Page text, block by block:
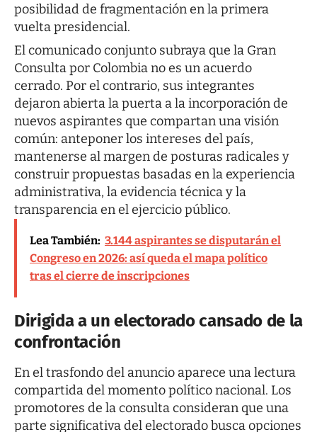
posibilidad de fragmentación en la primera
vuelta presidencial.
El comunicado conjunto subraya que la Gran
Consulta por Colombia no es un acuerdo
cerrado. Por el contrario, sus integrantes
dejaron abierta la puerta a la incorporación de
nuevos aspirantes que compartan una visión
común: anteponer los intereses del país,
mantenerse al margen de posturas radicales y
construir propuestas basadas en la experiencia
administrativa, la evidencia técnica y la
transparencia en el ejercicio público.
Lea También: 3.144 aspirantes se disputarán el
Congreso en 2026: así queda el mapa político
tras el cierre de inscripciones
Dirigida a un electorado cansado de la
confrontación
En el trasfondo del anuncio aparece una lectura
compartida del momento político nacional. Los
promotores de la consulta consideran que una
parte significativa del electorado busca opciones